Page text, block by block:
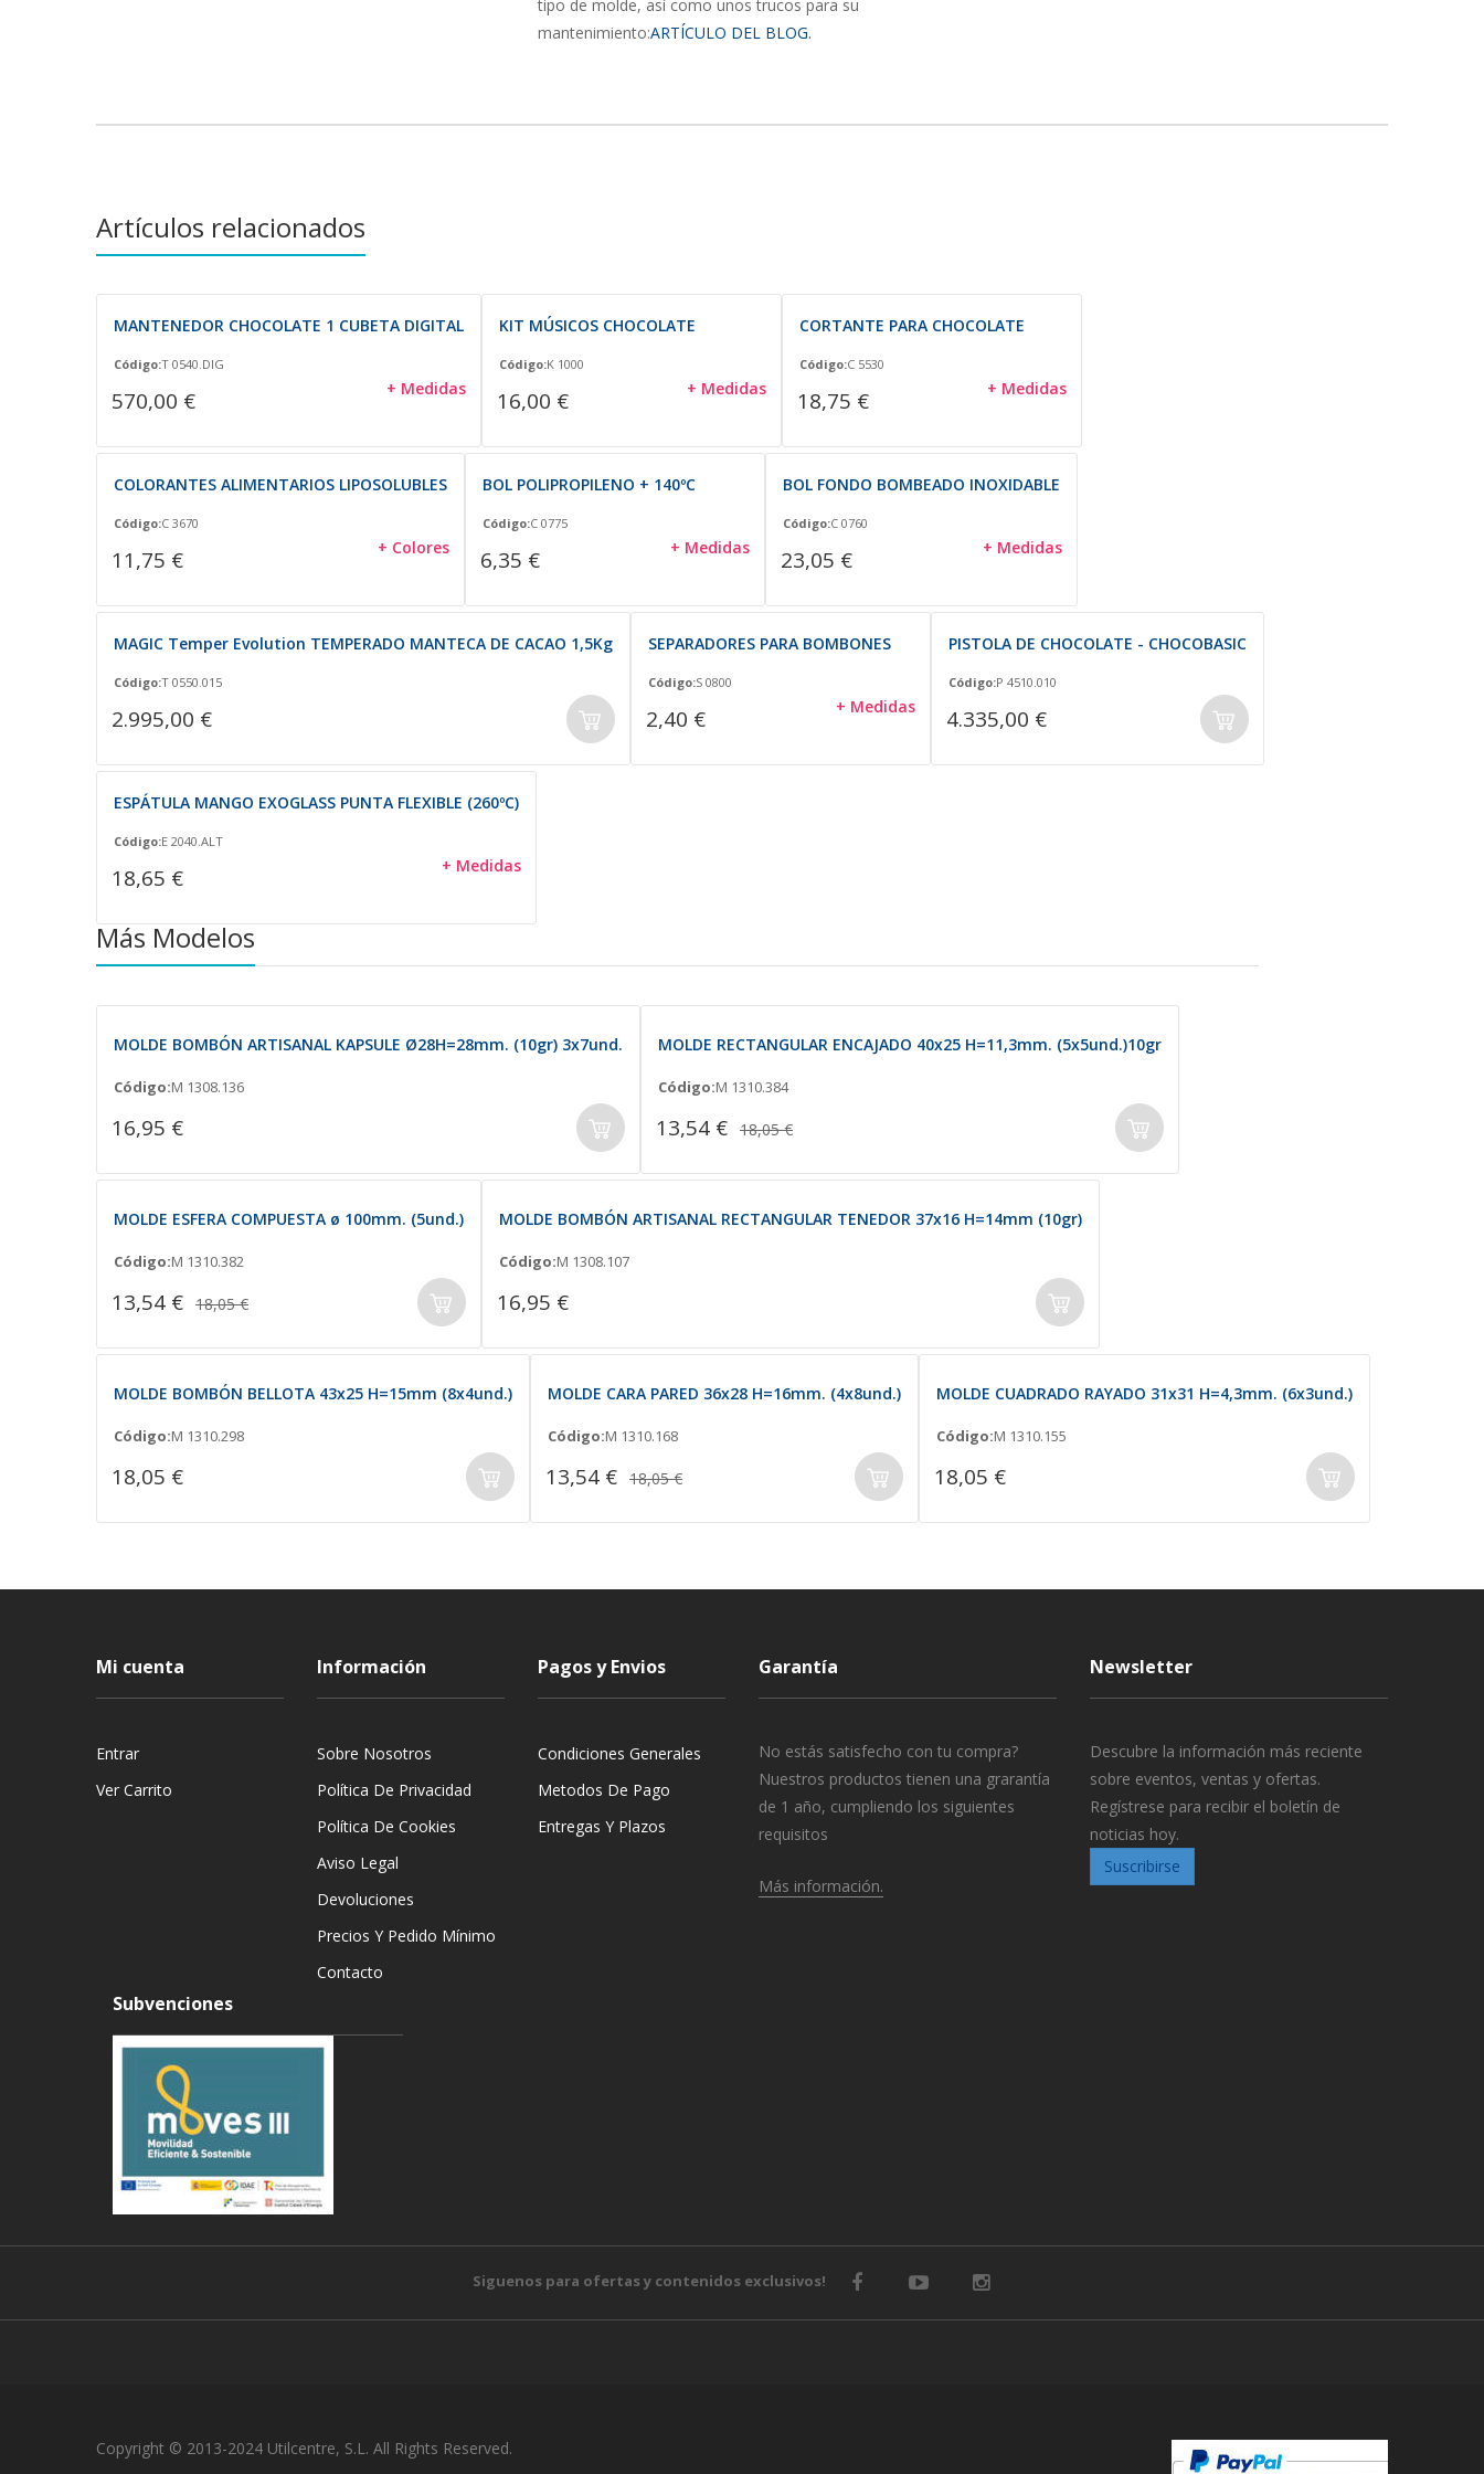
tipo de molde, así como unos trucos para su
mantenimiento:ARTÍCULO DEL BLOG.
Artículos relacionados
MANTENEDOR CHOCOLATE 1 CUBETA DIGITAL
Código:T 0540.DIG
570,00 € + Medidas
KIT MÚSICOS CHOCOLATE
Código:K 1000
16,00 € + Medidas
CORTANTE PARA CHOCOLATE
Código:C 5530
18,75 € + Medidas
COLORANTES ALIMENTARIOS LIPOSOLUBLES
Código:C 3670
11,75 € + Colores
BOL POLIPROPILENO + 140ºC
Código:C 0775
6,35 € + Medidas
BOL FONDO BOMBEADO INOXIDABLE
Código:C 0760
23,05 € + Medidas
MAGIC Temper Evolution TEMPERADO MANTECA DE CACAO 1,5Kg
Código:T 0550.015
2.995,00 €
SEPARADORES PARA BOMBONES
Código:S 0800
2,40 € + Medidas
PISTOLA DE CHOCOLATE - CHOCOBASIC
Código:P 4510.010
4.335,00 €
ESPÁTULA MANGO EXOGLASS PUNTA FLEXIBLE (260ºC)
Código:E 2040.ALT
18,65 € + Medidas
Más Modelos
MOLDE BOMBÓN ARTISANAL KAPSULE Ø28H=28mm. (10gr) 3x7und.
Código:M 1308.136
16,95 €
MOLDE RECTANGULAR ENCAJADO 40x25 H=11,3mm. (5x5und.)10gr
Código:M 1310.384
13,54 € 18,05 €
MOLDE ESFERA COMPUESTA ø 100mm. (5und.)
Código:M 1310.382
13,54 € 18,05 €
MOLDE BOMBÓN ARTISANAL RECTANGULAR TENEDOR 37x16 H=14mm (10gr)
Código:M 1308.107
16,95 €
MOLDE BOMBÓN BELLOTA 43x25 H=15mm (8x4und.)
Código:M 1310.298
18,05 €
MOLDE CARA PARED 36x28 H=16mm. (4x8und.)
Código:M 1310.168
13,54 € 18,05 €
MOLDE CUADRADO RAYADO 31x31 H=4,3mm. (6x3und.)
Código:M 1310.155
18,05 €
Mi cuenta
Entrar
Ver Carrito
Información
Sobre Nosotros
Política De Privacidad
Política De Cookies
Aviso Legal
Devoluciones
Precios Y Pedido Mínimo
Contacto
Pagos y Envios
Condiciones Generales
Metodos De Pago
Entregas Y Plazos
Garantía
No estás satisfecho con tu compra?
Nuestros productos tienen una grarantía
de 1 año, cumpliendo los siguientes
requisitos
Más información.
Newsletter
Descubre la información más reciente
sobre eventos, ventas y ofertas.
Regístrese para recibir el boletín de
noticias hoy.
Suscribirse
Subvenciones
Siguenos para ofertas y contenidos exclusivos!
Copyright © 2013-2024 Utilcentre, S.L. All Rights Reserved.